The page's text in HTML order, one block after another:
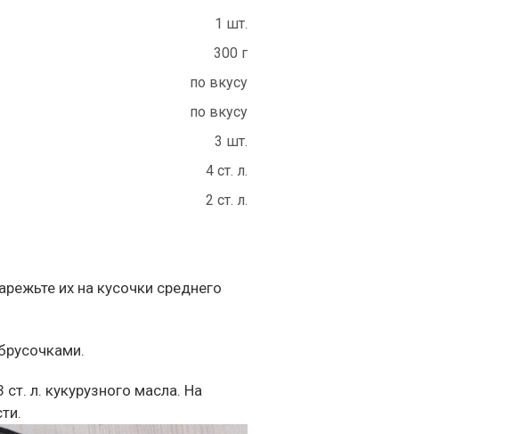
1 шт.
300 г
по вкусу
по вкусу
3 шт.
4 ст. л.
2 ст. л.
их на кусочки среднего
л. кукурузного масла. На